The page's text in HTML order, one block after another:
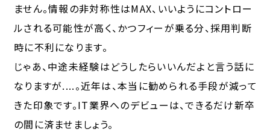
ません。情報の非対称性はMAX、いいようにコントロー
ルされる可能性が高く、かつフィーが乗る分、採用判断
時に不利になります。
じゃあ、中途未経験はどうしたらいいんだよと言う話に
なりますが....。近年は、本当に勧められる手段が減って
きた印象です。IT業界へのデビューは、できるだけ新卒
の間に済ませましょう。